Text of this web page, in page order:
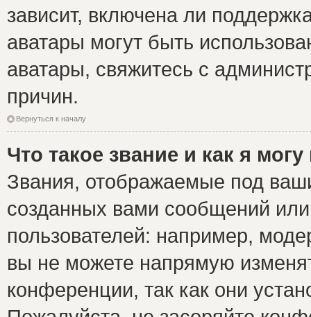
зависит, включена ли
аватары могут быть
аватары, свяжитесь с
причин.
Вернуться к началу
Что такое звание и как я
Звания, отображаемые под
созданных вами сообщений
пользователей: например,
вы не можете напрямую
конференции, так как они